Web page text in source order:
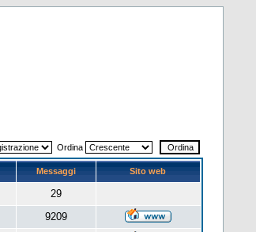
Ordina
Messaggi Sito web
29
9209